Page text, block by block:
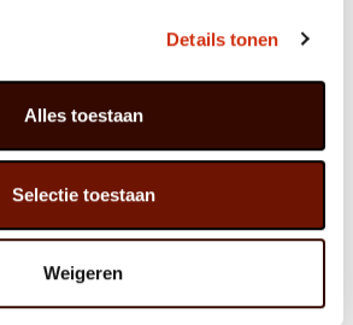
Details tonen
Alles toestaan
Selectie toestaan
Weigeren
GROUP
WEBSHOP
NIEUWS
VACATURE